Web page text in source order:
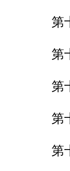
第
第
第
第
第